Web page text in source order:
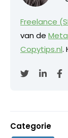
Freelance
van de
Copytips.nl.
Categorie